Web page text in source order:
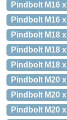
Pindbolt M16
Pindbolt M16
Pindbolt M18
Pindbolt M18
Pindbolt M18
Pindbolt M20
Pindbolt M20
Pindbolt M20